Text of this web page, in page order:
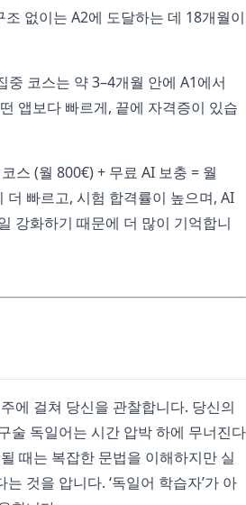
조 없이는 A2에 도달하는 데 18개월이
중 코스는 약 3–4개월 안에 A1에서
앱보다 빠르게, 끝에 자격증이 있습
스 (월 800€) + 무료 AI 보충 = 월
더 빠르고, 시험 합격률이 높으며, AI
강화하기 때문에 더 많이 기억합니
에 걸쳐 당신을 관찰합니다. 당신의
술 독일어는 시간 압박 하에 무너진다
때는 복잡한 문법을 이해하지만 실
것을 압니다. ‘독일어 학습자’가 아